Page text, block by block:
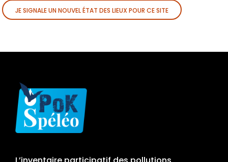
JE SIGNALE UN NOUVEL ÉTAT DES LIEUX POUR CE SITE